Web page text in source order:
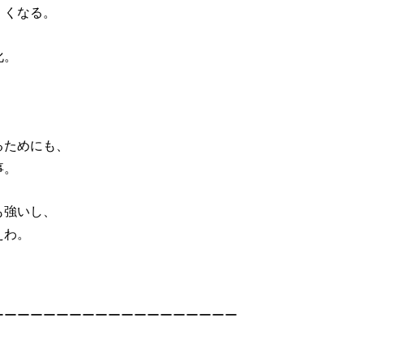
なる。
めにも、
いし、
。
ーーーーーーーーーーーーーーーーー